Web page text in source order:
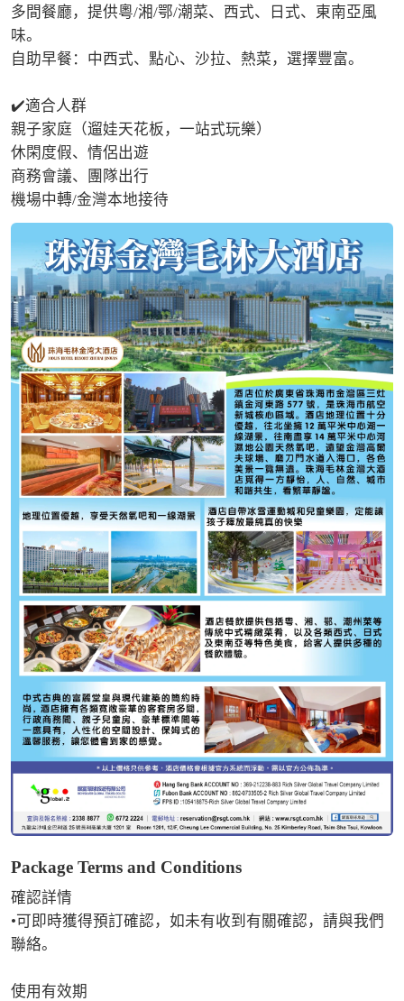
多間餐廳，提供粵/湘/鄂/潮菜、西式、日式、東南亞風
味。
自助早餐：中西式、點心、沙拉、熱菜，選擇豐富。
✔️適合人群
親子家庭（遛娃天花板，一站式玩樂）
休閑度假、情侶出遊
商務會議、團隊出行
機場中轉/金灣本地接待
Package Terms and Conditions
確認詳情
•可即時獲得預訂確認，如未有收到有關確認，請與我們
聯絡。
使用有效期